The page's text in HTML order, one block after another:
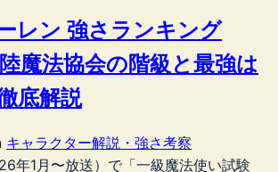
レン 強さランキング
魔法協会の階級と最強は
底解説
キャラクター解説・強さ考察
年1月〜放送）で「一級魔法使い試験